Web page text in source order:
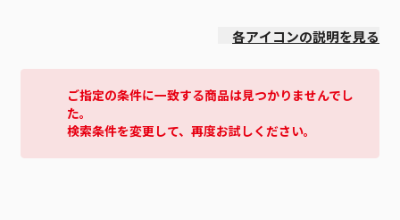
各アイコンの説明を見る
ご指定の条件に一致する商品は見つかりませんでし
た。
検索条件を変更して、再度お試しください。